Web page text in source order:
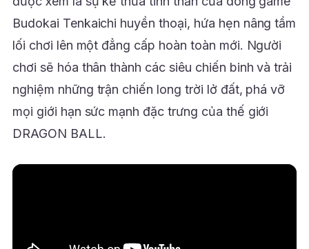
Budokai Tenkaichi huyền thoại, hứa hẹn nâng tầm
lối chơi lên một đẳng cấp hoàn toàn mới. Người
chơi sẽ hóa thân thành các siêu chiến binh và trải
nghiệm những trận chiến long trời lở đất, phá vỡ
mọi giới hạn sức mạnh đặc trưng của thế giới
DRAGON BALL.